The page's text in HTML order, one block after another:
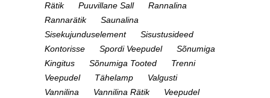
Rätik
Puuvillane Sall
Rannalina
Rannarätik
Saunalina
Sisekujunduselement
Sisustusideed
Kontorisse
Spordi Veepudel
Sõnumiga
Kingitus
Sõnumiga Tooted
Trenni
Veepudel
Tähelamp
Valgusti
Vannilina
Vannilina Rätik
Veepudel